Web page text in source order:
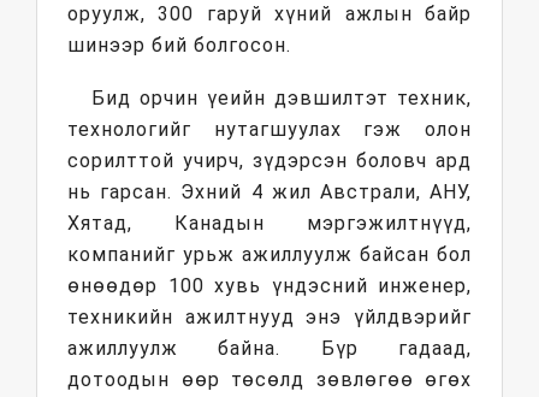
оруулж, 300 гаруй хүний ажлын байр
шинээр бий болгосон.
Бид орчин үеийн дэвшилтэт техник,
технологийг нутагшуулах гэж олон
сорилттой учирч, зүдэрсэн боловч ард
нь гарсан. Эхний 4 жил Австрали, АНУ,
Хятад, Канадын мэргэжилтнүүд,
компанийг урьж ажиллуулж байсан бол
өнөөдөр 100 хувь үндэсний инженер,
техникийн ажилтнууд энэ үйлдвэрийг
ажиллуулж байна. Бүр гадаад,
дотоодын өөр төсөлд зөвлөгөө өгөх